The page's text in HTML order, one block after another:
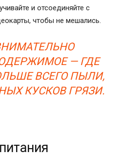
и отсоединяйте с
чтобы не мешались.
— ГДЕ
ВСЕГО ПЫЛИ,
КУСКОВ ГРЯЗИ.